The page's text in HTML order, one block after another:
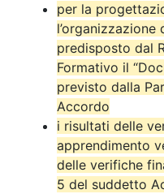
per la
l’organizzazione
predisposto dal
Formativo il
previsto dalla
Accordo
i risultati delle
apprendimento
delle verifiche
5 del suddetto